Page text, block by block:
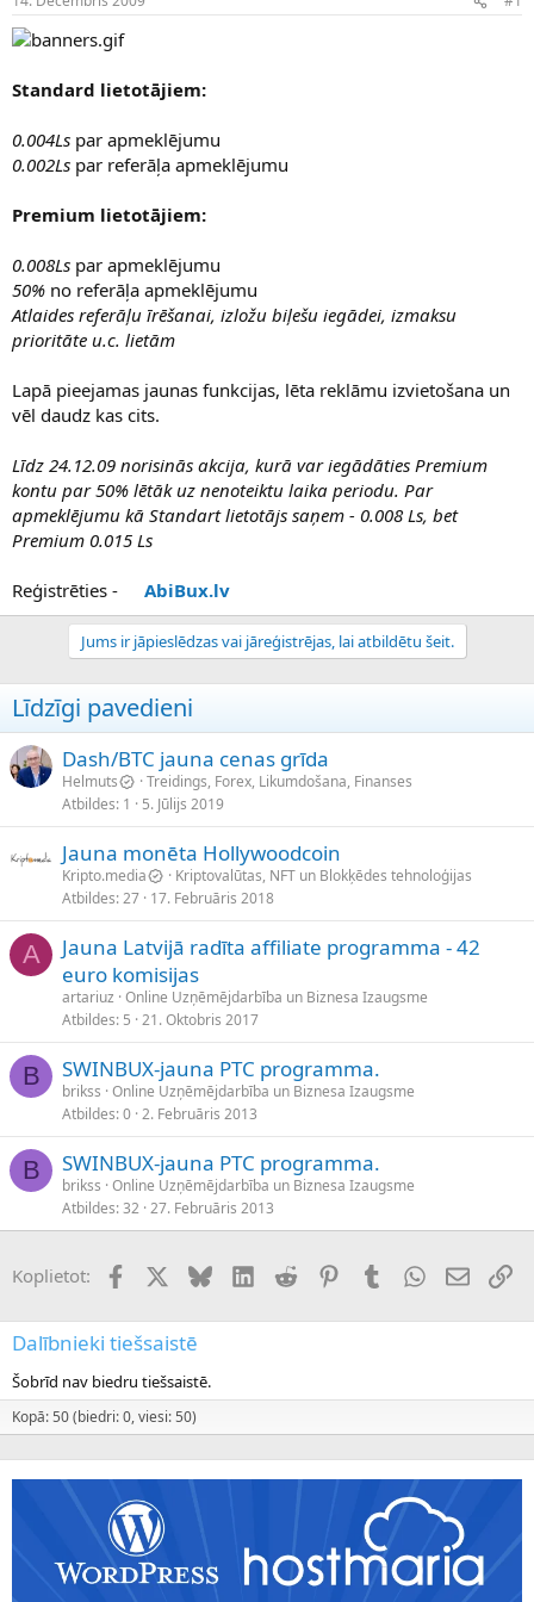
n
a
u
s
c
ē
a
u
s
Standard lietotājiem:
0.004Ls par apmeklējumu
0.002Ls par referāļa apmeklējumu
Premium lietotājiem:
0.008Ls par apmeklējumu
50% no referāļa apmeklējumu
Atlaides referāļu īrēšanai, izložu biļešu iegādei, izmaksu
prioritāte u.c. lietām
Lapā pieejamas jaunas funkcijas, lēta reklāmu izvietošana un
vēl daudz kas cits.
Līdz 24.12.09 norisinās akcija, kurā var iegādāties Premium
kontu par 50% lētāk uz nenoteiktu laika periodu. Par
apmeklējumu kā Standart lietotājs saņem - 0.008 Ls, bet
Premium 0.015 Ls
Reģistrēties - AbiBux.lv
Jums ir jāpieslēdzas vai jāreģistrējas, lai atbildētu šeit.
Līdzīgi pavedieni
Dash/BTC jauna cenas grīda
Helmuts
Treidings, Forex, Likumdošana, Finanses
Atbildes 1 5. Jūlijs 2019
Jauna monēta Hollywoodcoin
Kripto.media
Kriptovalūtas, NFT un Blokķēdes tehnoloģijas
Atbildes 27 17. Februāris 2018
A
Jauna Latvijā radīta affiliate programma - 42
euro komisijas
artariuz Online Uzņēmējdarbība un Biznesa Izaugsme
Atbildes 5 21. Oktobris 2017
B SWINBUX-jauna PTC programma.
brikss Online Uzņēmējdarbība un Biznesa Izaugsme
Atbildes 0 2. Februāris 2013
B SWINBUX-jauna PTC programma.
brikss Online Uzņēmējdarbība un Biznesa Izaugsme
Atbildes 32 27. Februāris 2013
Koplietot: FacebookX (Twitter)
BlueskyLinkedInReddit PinterestTumblrWhatsApp
E-pasts
Dalībnieki tiešsaistē
Šobrīd nav biedru tiešsaistē.
Kopā: 50 (biedri: 0, viesi: 50)